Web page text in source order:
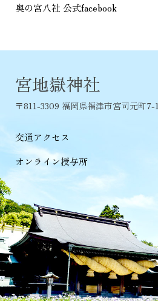
奥の宮八社 公式facebook
宮地嶽神社
〒811-3309 福岡県福津市宮司元町7-1
交通アクセス
オンライン授与所